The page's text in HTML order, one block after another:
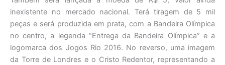
inexistente no mercado nacional. Terá tiragem de 5 mil
peças e será produzida em prata, com a Bandeira Olímpica
no centro, a legenda “Entrega da Bandeira Olímpica” e a
logomarca dos Jogos Rio 2016. No reverso, uma imagem
da Torre de Londres e o Cristo Redentor, representando a